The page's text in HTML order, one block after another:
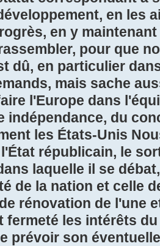
en les
en y
pour que
dû, en particulier
mais sache
l'Europe dans
indépendance, du
les États-Unis
républicain, le
laquelle il se
de la nation et celle
rénovation de l'une
fermeté les intérêts
prévoir son